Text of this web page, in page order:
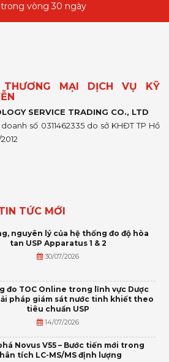
trong vòng 30 ngày
MẠI DỊCH VỤ KỸ
SERVICE TRADING CO., LTD
số 0311462335 do sở KHĐT TP Hồ
TỨC MỚI
nguyên lý của hệ thống đo độ hòa
tan USP Apparatus 1 & 2
30/07/2026
đo TOC Online trong lĩnh vực Dược
pháp giám sát nước tinh khiết theo
tiêu chuẩn USP
14/07/2026
Novus V55 – Bước tiến mới trong
tích LC-MS/MS định lượng